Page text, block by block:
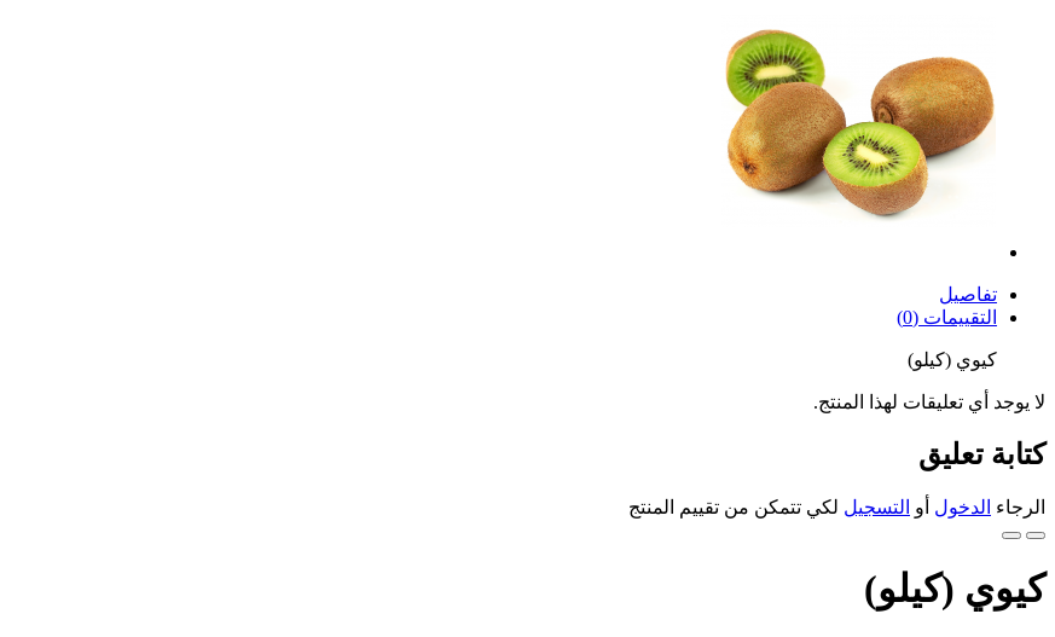
تفاصيل
التقييمات (0)
كيوي (كيلو)
لا يوجد أي تعليقات لهذا المنتج.
كتابة تعليق
الرجاء الدخول أو التسجيل لكي تتمكن من تقييم المنتج
كيوي (كيلو)